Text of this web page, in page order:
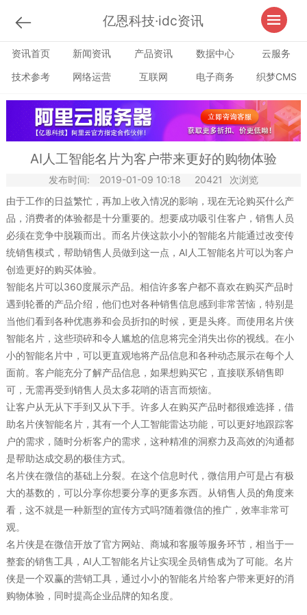
亿恩科技·idc资讯
资讯首页 新闻资讯 产品资讯 数据中心
云服务
技术参考
网络运营 互联网 电子商务 织梦CMS
AI人工智能名片为客户带来更好的购物体验
发布时间: 2019-01-09 10:18 20421
次浏览
由于工作的日益繁忙，再加上收入情况的影响，现在无论购买什么产
品，消费者的体验都是十分重要的。想要成功吸引住客户，销售人员
必须在竞争中脱颖而出。而名片侠这款小小的智能名片能通过改变传
统销售模式，帮助销售人员做到这一点，AI人工智能名片可以为客户
创造更好的购买体验。
智能名片可以360度展示产品。相信许多客户都不喜欢在购买产品时
遇到轮番的产品介绍，他们也对各种销售信息感到非常苦恼，特别是
当他们看到各种优惠券和会员折扣的时候，更是头疼。而使用名片侠
智能名片，这些琐碎和令人尴尬的信息将完全消失出你的视线。在小
小的智能名片中，可以更直观地将产品信息和各种动态展示在每个人
面前。客户能充分了解产品信息，如果想购买它，直接联系销售即
可，无需再受到销售人员太多花哨的语言而烦恼。
让客户从无从下手到又从下手。许多人在购买产品时都很难选择，借
助名片侠智能名片，其有一个人工智能雷达功能，可以更好地跟踪客
户的需求，随时分析客户的需求，这种精准的洞察力及高效的沟通都
是帮助达成交易的极佳方式。
名片侠在微信的基础上分裂。在这个信息时代，微信用户可是占有极
大的基数的，可以分享你想要分享的更多东西。从销售人员的角度来
看，这不就是一种新型的宣传方式吗?随着微信的推广，效率非常可
观。
名片侠是在微信开放了官方网站、商城和客服等服务环节，相当于一
整套的销售工具，AI人工智能名片让实现全员销售成为了可能。名片
侠是一个双赢的营销工具，通过小小的智能名片给客户带来更好的消
购物体验，同时提高企业品牌的知名度。